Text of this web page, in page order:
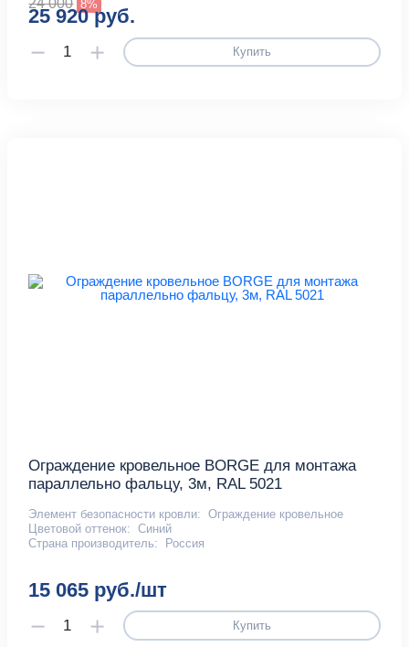
8%
25 920 руб.
Купить
Ограждение кровельное BORGE для монтажа
параллельно фальцу, 3м, RAL 5021
Элемент безопасности кровли: Ограждение кровельное
Цветовой оттенок: Синий
Страна производитель:
Россия
15 065 руб./шт
Купить